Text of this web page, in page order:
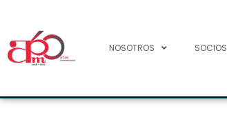
NOSOTROS SOCIOS